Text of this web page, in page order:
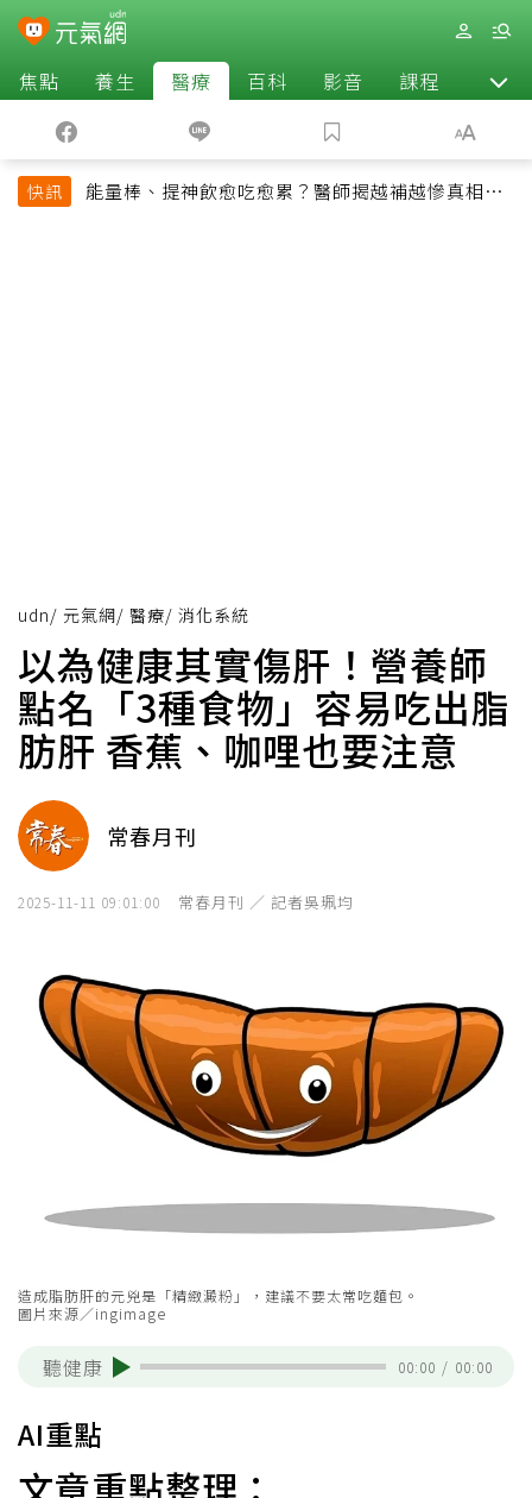
焦點 養生 醫療 百科 影音 課程 退休
快訊
能量棒、提神飲愈吃愈累？醫師揭越補越慘真相：
udn/ 元氣網/ 醫療/ 消化系統
以為健康其實傷肝！營養師
點名「3種食物」容易吃出脂
肪肝 香蕉、咖哩也要注意
常春月刊
2025-11-11 09:01:00 常春月刊 ／ 記者吳珮均
造成脂肪肝的元兇是「精緻澱粉」，建議不要太常吃麵包。
圖片來源／ingimage
聽健康 00:00 / 00:00
AI重點